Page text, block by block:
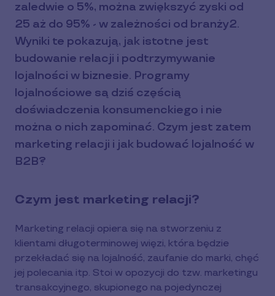
zaledwie o 5%, można zwiększyć zyski od
25 aż do 95% - w zależności od branży2.
Wyniki te pokazują, jak istotne jest
budowanie relacji i podtrzymywanie
lojalności w biznesie. Programy
lojalnościowe są dziś częścią
doświadczenia konsumenckiego i nie
można o nich zapominać. Czym jest zatem
marketing relacji i jak budować lojalność w
B2B?
Czym jest marketing relacji?
Marketing relacji opiera się na stworzeniu z
klientami długoterminowej więzi, która będzie
przekładać się na lojalność, zaufanie do marki, chęć
jej polecania itp. Stoi w opozycji do tzw. marketingu
transakcyjnego, skupionego na pojedynczej